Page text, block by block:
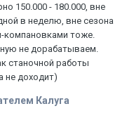
150.000 - 180.000, вне
в неделю, вне сезона
компановками тоже.
не дорабатываем.
станочной работы
не доходит)
Калуга